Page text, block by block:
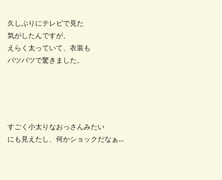
久しぶりにテレビで見た
気がしたんですが、
えらく太っていて、衣装も
パツパツで驚きました。
すごく小太りなおっさんみたい
にも見えたし、何かショックだなぁ…